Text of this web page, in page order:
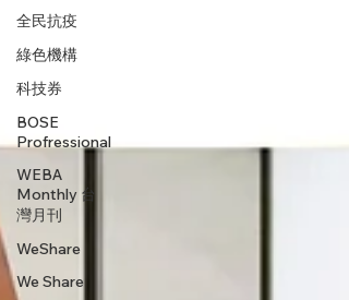
全民抗疫
綠色機構
科技券
BOSE
Profressional
WEBA
Monthly 台
灣月刊
WeShare
We Share